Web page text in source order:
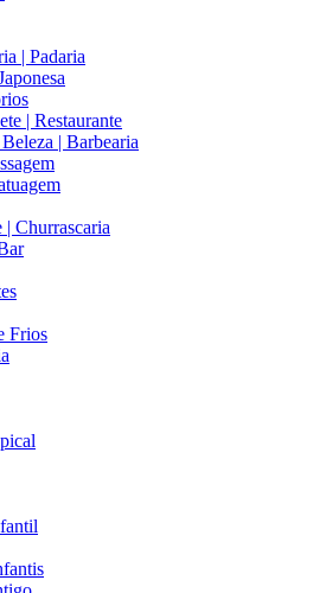
| Padaria
| Restaurante
| Barbearia
| Churrascaria
Frios